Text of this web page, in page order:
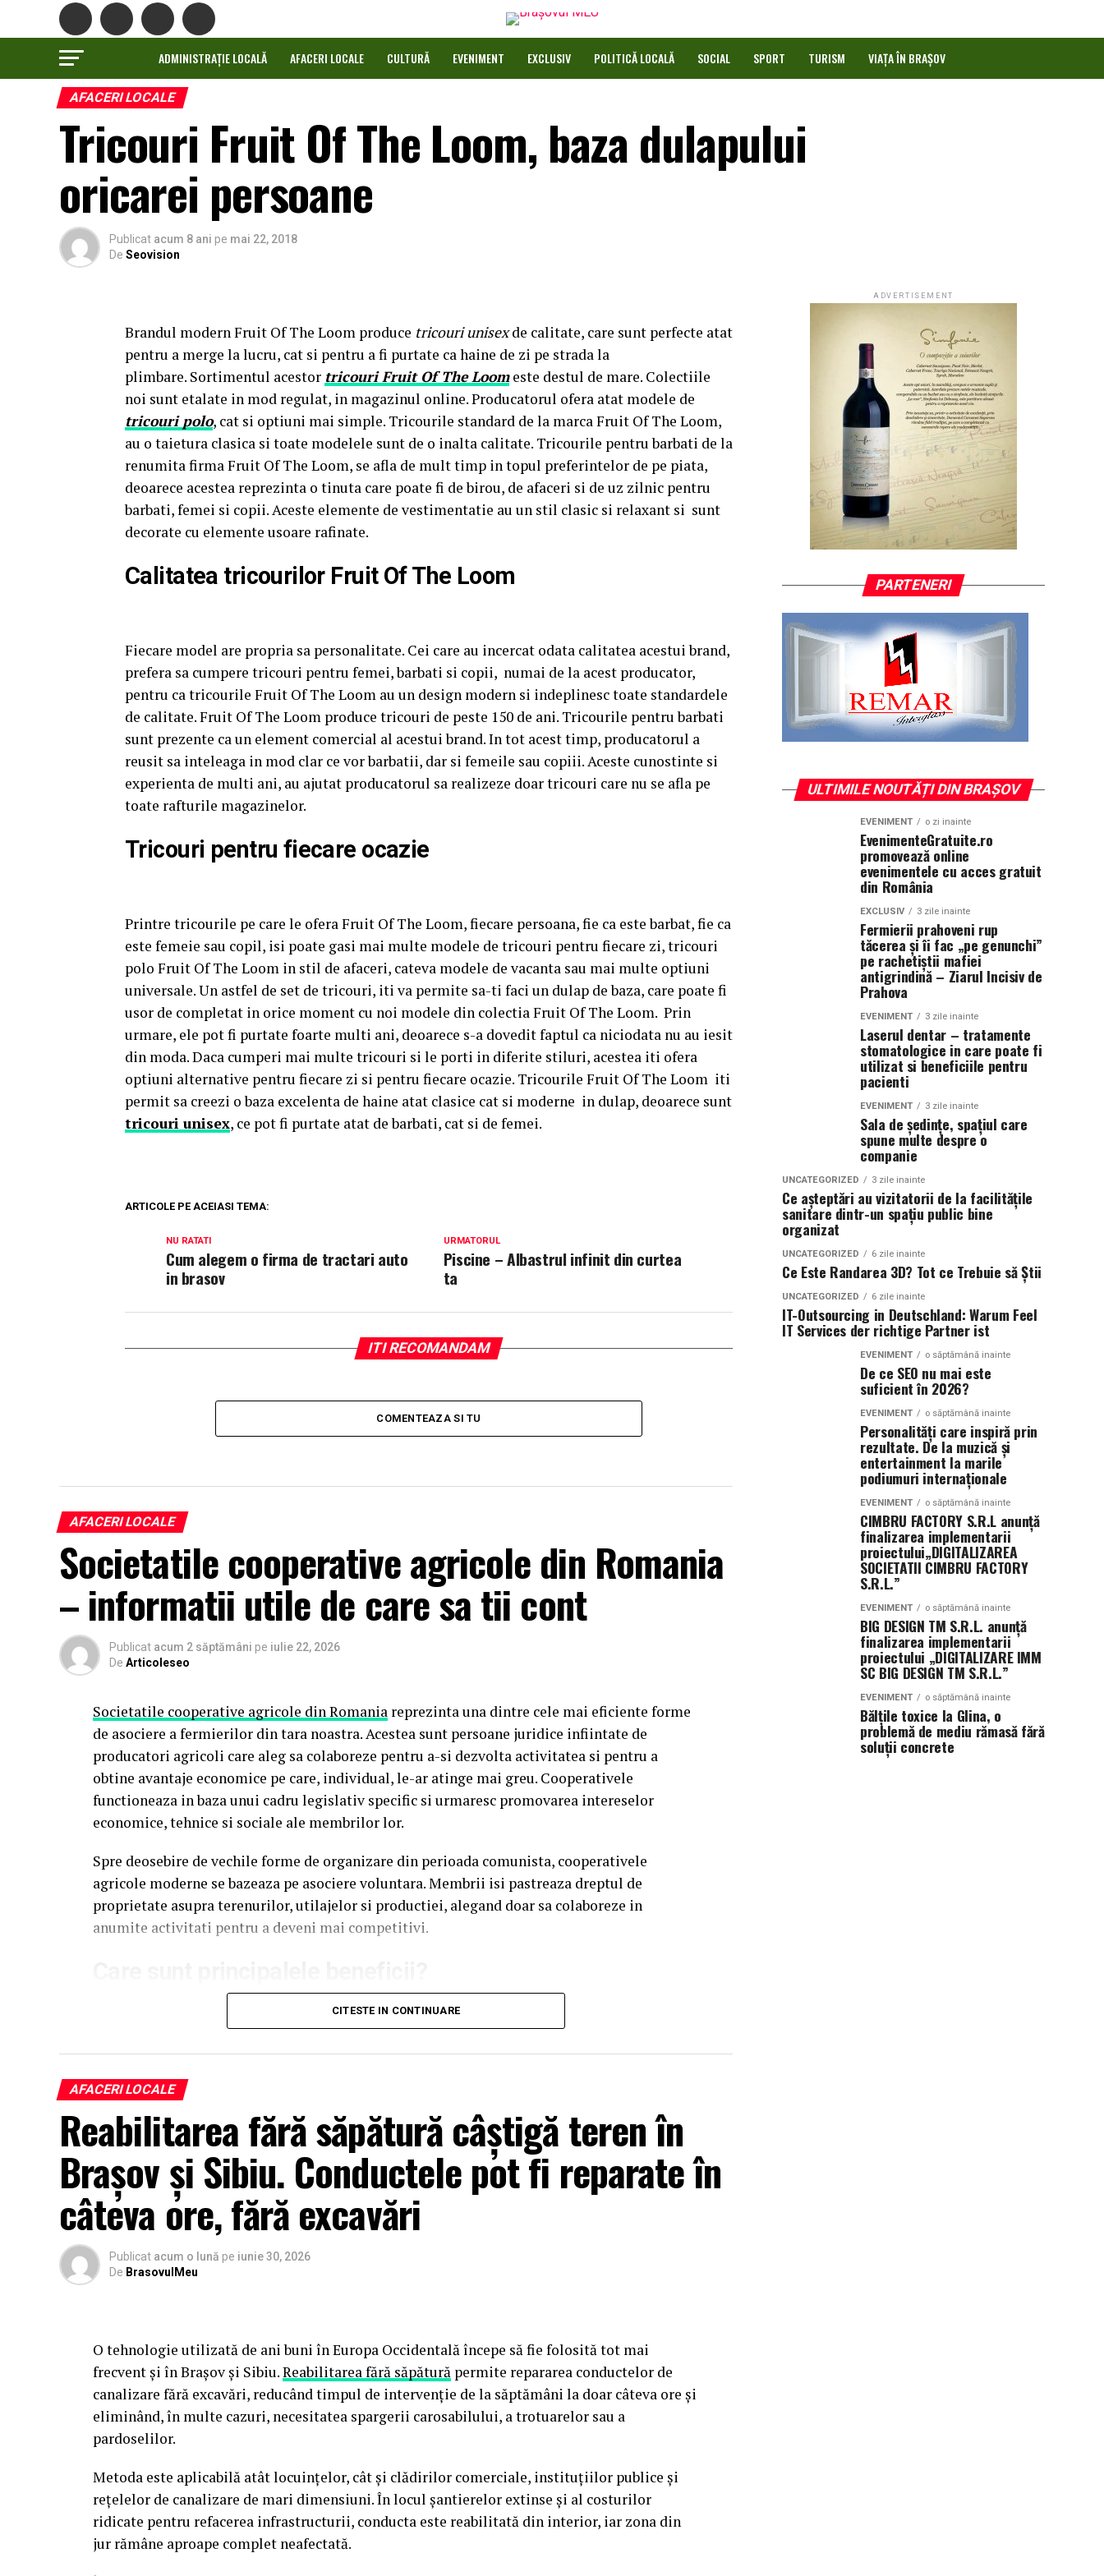
ADMINISTRAȚIE LOCALĂ AFACERI LOCALE CULTURĂ EVENIMENT EXCLUSIV POLITICĂ LOCALĂ SOCIAL SPORT TURISM VIAȚA ÎN BRAȘOV
AFACERI LOCALE
Tricouri Fruit Of The Loom, baza dulapului
oricarei persoane
Publicat acum 8 ani pe mai 22, 2018
De Seovision
Brandul modern Fruit Of The Loom produce tricouri unisexde calitate, care sunt perfecte atat
pentru a merge la lucru, cat si pentru a fi purtate ca haine de zi pe strada la
plimbare. Sortimentul acestor tricouri Fruit Of The Loomeste destul de mare. Colectiile
noi sunt etalate in mod regulat, in magazinul online. Producatorul ofera atat modele de
tricouri polo, cat si optiuni mai simple. Tricourile standard de la marca Fruit Of The Loom,
au o taietura clasica si toate modelele sunt de o inalta calitate. Tricourile pentru barbati de la
renumita firma Fruit Of The Loom, se afla de mult timp in topul preferintelor de pe piata,
deoarece acestea reprezinta o tinuta care poate fi de birou, de afaceri si de uz zilnic pentru
barbati, femei si copii. Aceste elemente de vestimentatie au un stil clasic si relaxant si sunt
decorate cu elemente usoare rafinate.
Calitatea tricourilor Fruit Of The Loom
Fiecare model are propria sa personalitate. Cei care au incercat odata calitatea acestui brand,
prefera sa cumpere tricouri pentru femei, barbati si copii, numai de la acest producator,
pentru ca tricourile Fruit Of The Loom au un design modern si indeplinesc toate standardele
de calitate. Fruit Of The Loom produce tricouri de peste 150 de ani. Tricourile pentru barbati
sunt prezente ca un element comercial al acestui brand. In tot acest timp, producatorul a
reusit sa inteleaga in mod clar ce vor barbatii, dar si femeile sau copiii. Aceste cunostinte si
experienta de multi ani, au ajutat producatorul sa realizeze doar tricouri care nu se afla pe
toate rafturile magazinelor.
Tricouri pentru fiecare ocazie
Printre tricourile pe care le ofera Fruit Of The Loom, fiecare persoana, fie ca este barbat, fie ca
este femeie sau copil, isi poate gasi mai multe modele de tricouri pentru fiecare zi, tricouri
polo Fruit Of The Loom in stil de afaceri, cateva modele de vacanta sau mai multe optiuni
universale. Un astfel de set de tricouri, iti va permite sa-ti faci un dulap de baza, care poate fi
usor de completat in orice moment cu noi modele din colectia Fruit Of The Loom. Prin
urmare, ele pot fi purtate foarte multi ani, deoarece s-a dovedit faptul ca niciodata nu au iesit
din moda. Daca cumperi mai multe tricouri si le porti in diferite stiluri, acestea iti ofera
optiuni alternative pentru fiecare zi si pentru fiecare ocazie. Tricourile Fruit Of The Loom iti
permit sa creezi o baza excelenta de haine atat clasice cat si moderne in dulap, deoarece sunt
tricouri unisex, ce pot fi purtate atat de barbati, cat si de femei.
ARTICOLE PE ACEIASI TEMA:
URMATORUL
Piscine – Albastrul infinit din curtea
ta
NU RATATI
Cum alegem o firma de tractari auto
in brasov
ITI RECOMANDAM
COMENTEAZA SI TU
AFACERI LOCALE
Societatile cooperative agricole din Romania
– informatii utile de care sa tii cont
Publicat acum 2 săptămâni pe iulie 22, 2026
De Articoleseo
Societatile cooperative agricole din Romania reprezinta una dintre cele mai eficiente forme
de asociere a fermierilor din tara noastra. Acestea sunt persoane juridice infiintate de
producatori agricoli care aleg sa colaboreze pentru a-si dezvolta activitatea si pentru a
obtine avantaje economice pe care, individual, le-ar atinge mai greu. Cooperativele
functioneaza in baza unui cadru legislativ specific si urmaresc promovarea intereselor
economice, tehnice si sociale ale membrilor lor.
Spre deosebire de vechile forme de organizare din perioada comunista, cooperativele
agricole moderne se bazeaza pe asociere voluntara. Membrii isi pastreaza dreptul de
proprietate asupra terenurilor, utilajelor si productiei, alegand doar sa colaboreze in
anumite activitati pentru a deveni mai competitivi.
Unul dintre cele mai importante avantaje este cresterea puterii de negociere. Atunci cand
mai multi fermieri isi valorifica impreuna productia, pot obtine preturi mai bune si pot
incheia contracte avantajoase cu procesatori, distribuitori sau marile lanturi de magazine.
In acelasi timp, membrii unei cooperative pot reduce costurile prin achizitii comune de
seminte, ingrasaminte, produse pentru protectia plantelor, combustibil sau alte inputuri
agricole. De asemenea, investitiile in utilaje, spatii de depozitare, sisteme de irigatii sau
unitati de procesare pot deveni mai accesibile atunci cand sunt realizate in comun.
Cine poate deveni membru?
Conform legislatiei in vigoare, cooperativele agricole pot fi constituite de persoane fizice,
persoane fizice autorizate, intreprinderi individuale, intreprinderi familiale si persoane
juridice care desfasoara activitati in domeniul agricol sau in sectoare conexe. Pentru
Participarea este voluntara, iar fiecare membru beneficiaza de drepturi si obligatii stabilite
prin statutul cooperativei. Deciziile importante sunt adoptate in mod democratic,
respectand principiile cooperatiste.
Ce activitati poate desfasura o cooperativa?
O societate cooperativa agricola poate desfasura o gama larga de activitati, in functie de
nevoile membrilor sai. Printre acestea se numara colectarea si comercializarea produselor
agricole, depozitarea, procesarea, ambalarea, transportul, achizitia de inputuri sau
furnizarea de servicii tehnice si de consultanta.
CITESTE IN CONTINUARE
AFACERI LOCALE
Reabilitarea fără săpătură câștigă teren în
Brașov și Sibiu. Conductele pot fi reparate în
câteva ore, fără excavări
Publicat acum o lună pe iunie 30, 2026
De BrasovulMeu
O tehnologie utilizată de ani buni în Europa Occidentală începe să fie folosită tot mai
frecvent și în Brașov și Sibiu.Reabilitarea fără săpătură permite repararea conductelor de
canalizare fără excavări, reducând timpul de intervenție de la săptămâni la doar câteva ore și
eliminând, în multe cazuri, necesitatea spargerii carosabilului, a trotuarelor sau a
pardoselilor.
Metoda este aplicabilă atât locuințelor, cât și clădirilor comerciale, instituțiilor publice și
rețelelor de canalizare de mari dimensiuni. În locul șantierelor extinse și al costurilor
ridicate pentru refacerea infrastructurii, conducta este reabilitată din interior, iar zona din
jur rămâne aproape complet neafectată.
ADVERTISEMENT
PARTENERI
ULTIMILE NOUTĂȚI DIN BRAȘOV
EVENIMENT o zi inainte
EvenimenteGratuite.ro
promovează online
evenimentele cu acces gratuit
din România
EXCLUSIV 3 zile inainte
Fermierii prahoveni rup
tăcerea și îi fac „pe genunchi”
pe rachetiștii mafiei
antigrindină – Ziarul Incisiv de
Prahova
EVENIMENT 3 zile inainte
Laserul dentar – tratamente
stomatologice in care poate fi
utilizat si beneficiile pentru
pacienti
EVENIMENT 3 zile inainte
Sala de ședințe, spațiul care
spune multe despre o
companie
UNCATEGORIZED 3 zile inainte
Ce așteptări au vizitatorii de la facilitățile
sanitare dintr-un spațiu public bine
organizat
UNCATEGORIZED 6 zile inainte
Ce Este Randarea 3D? Tot ce Trebuie să Știi
UNCATEGORIZED 6 zile inainte
IT-Outsourcing in Deutschland: Warum Feel
IT Services der richtige Partner ist
EVENIMENT o săptămână inainte
De ce SEO nu mai este
suficient în 2026?
EVENIMENT o săptămână inainte
Personalități care inspiră prin
rezultate. De la muzică și
entertainment la marile
podiumuri internaționale
EVENIMENT o săptămână inainte
CIMBRU FACTORY S.R.L anunţă
finalizarea implementarii
proiectului„DIGITALIZAREA
SOCIETATII CIMBRU FACTORY
S.R.L.”
EVENIMENT o săptămână inainte
BIG DESIGN TM S.R.L. anunţă
finalizarea implementarii
proiectului „DIGITALIZARE IMM
SC BIG DESIGN TM S.R.L.”
EVENIMENT o săptămână inainte
Bălțile toxice la Glina, o
problemă de mediu rămasă fără
soluții concrete